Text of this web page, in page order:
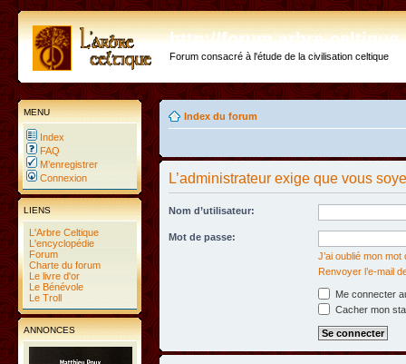
http://forum.arbre-
Forum consacré à l'étude de la civilisation celtique
MENU
Index
FAQ
M’enregistrer
Connexion
LIENS
L'Arbre Celtique
L'encyclopédie
Forum
Charte du forum
Le livre d'or
Le Bénévole
Le Troll
ANNONCES
Index du forum
L’administrateur exige que vous
Nom d’utilisateur:
Mot de passe:
J’ai oublié mon mot
Renvoyer l’e-mail
Me connecter
Cacher mon